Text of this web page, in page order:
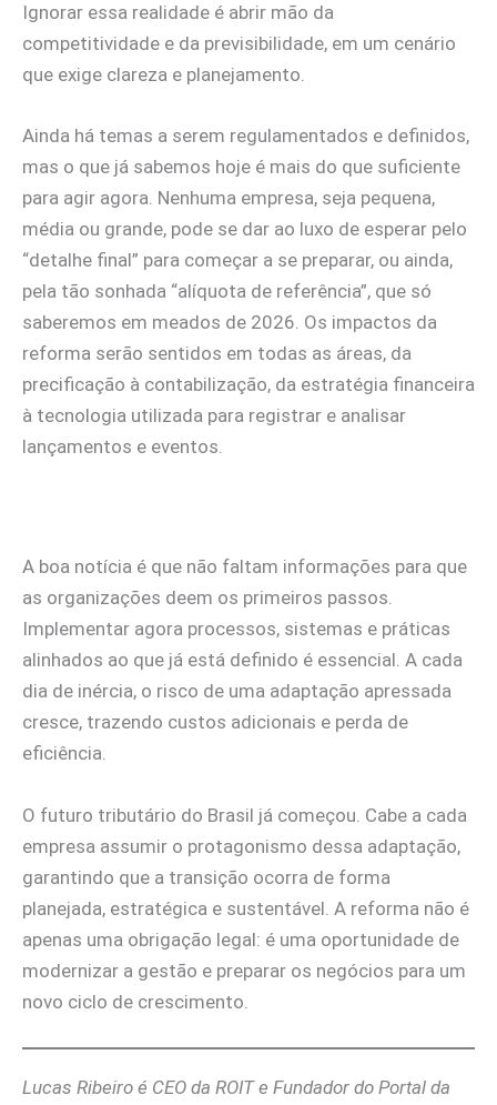
Ignorar essa realidade é abrir mão da
competitividade e da previsibilidade, em um cenário
que exige clareza e planejamento.
Ainda há temas a serem regulamentados e definidos,
mas o que já sabemos hoje é mais do que suficiente
para agir agora. Nenhuma empresa, seja pequena,
média ou grande, pode se dar ao luxo de esperar pelo
“detalhe final” para começar a se preparar, ou ainda,
pela tão sonhada “alíquota de referência”, que só
saberemos em meados de 2026. Os impactos da
reforma serão sentidos em todas as áreas, da
precificação à contabilização, da estratégia financeira
à tecnologia utilizada para registrar e analisar
lançamentos e eventos.
A boa notícia é que não faltam informações para que
as organizações deem os primeiros passos.
Implementar agora processos, sistemas e práticas
alinhados ao que já está definido é essencial. A cada
dia de inércia, o risco de uma adaptação apressada
cresce, trazendo custos adicionais e perda de
eficiência.
O futuro tributário do Brasil já começou. Cabe a cada
empresa assumir o protagonismo dessa adaptação,
garantindo que a transição ocorra de forma
planejada, estratégica e sustentável. A reforma não é
apenas uma obrigação legal: é uma oportunidade de
modernizar a gestão e preparar os negócios para um
novo ciclo de crescimento.
Lucas Ribeiro é CEO da ROIT e Fundador do Portal da